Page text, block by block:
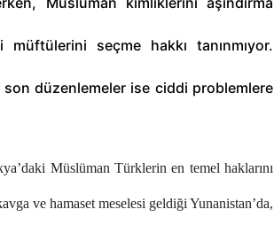
seçme hakkı tanınmıyor.
düzenlemeler ise ciddi problemlere
Müslüman Türklerin en temel haklarını
ve hamaset meselesi geldiği Yunanistan’da,